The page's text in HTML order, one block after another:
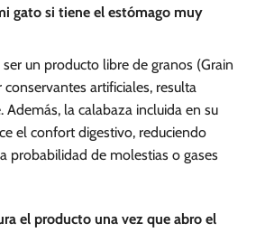
gato si tiene el estómago muy
un producto libre de granos (Grain
artificiales, resulta
Además, la calabaza incluida en su
el confort digestivo, reduciendo
probabilidad de molestias o gases
el producto una vez que abro el